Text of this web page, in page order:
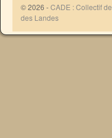
© 2026 -CADE : Collectif
des Landes